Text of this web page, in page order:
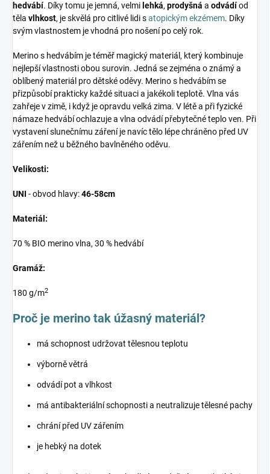
hedvábí. Díky tomu je jemná, velmi lehká, prodyšná a odvádíod
těla vlhkost, je skvělá pro citlivé lidi satopickým ekzémem. Díky
svým vlastnostem je vhodná pro nošení po celý rok.
Merino s hedvábím je téměř magický materiál, který kombinuje
nejlepší vlastnosti obou surovin. Jedná se zejména o známý a
oblíbený materiál pro dětské oděvy. Merino s hedvábím se
přizpůsobí prakticky každé situaci a jakékoli teplotě. Vlna vás
zahřeje v zimě, i když je opravdu velká zima. V létě a při fyzické
námaze hedvábí ochlazuje a vlna odvádí přebytečné teplo ven. Při
vystavení slunečnímu záření je navíc tělo lépe chráněno před UV
zářením než u běžného bavlněného oděvu.
Velikosti:
UNI - obvod hlavy:46-58cm
Materiál:
70 % BIO merino vlna, 30 % hedvábí
Gramáž:
180 g/m2
Proč je merino tak úžasný materiál?
má schopnost udržovat tělesnou teplotu
výborně větrá
odvádí pot a vlhkost
má antibakteriální schopnosti a neutralizuje tělesné pachy
chrání před UV zářením
je hebký na dotek